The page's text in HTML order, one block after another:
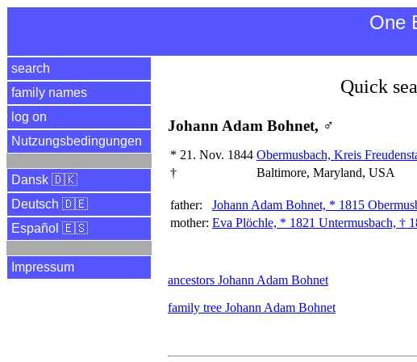
One
search
family names
log on
Nutzungsbedingungen
Dansk 🇩🇰
Deutsch 🇩🇪
Español 🇪🇸
Impressum
Quick
Johann Adam Bohnet, ♂
* 21. Nov. 1844 Obermusbach, Kreis
†
Baltimore, Maryland, USA
father:
Johann Adam Bohnet, * 1815
mother: Eva Plöchle, * 1821 Untermusbach, †
ancestors Johann Adam Bohnet
family tree Johann Adam Bohnet